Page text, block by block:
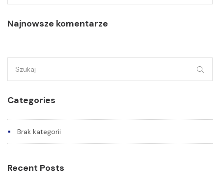
Najnowsze komentarze
Categories
Brak kategorii
Recent Posts